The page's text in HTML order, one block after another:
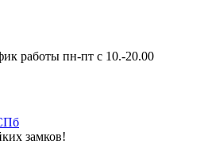
работы пн-пт с 10.-20.00
замков!